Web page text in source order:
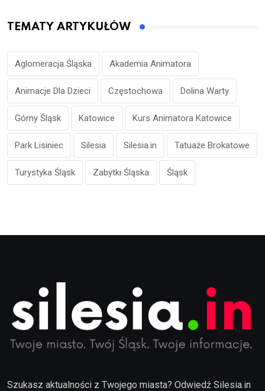
TEMATY ARTYKUŁÓW
Aglomeracja Śląska Akademia Animatora
Animacje Dla Dzieci Częstochowa Dolina Warty
Górny Śląsk Katowice Kurs Animatora Katowice
Park Lisiniec Silesia Silesia.in Tatuaże Brokatowe
Turystyka Śląsk Zabytki Śląska Śląsk
Szukasz aktualności z Twojego miasta? Odwiedź Silesia.in